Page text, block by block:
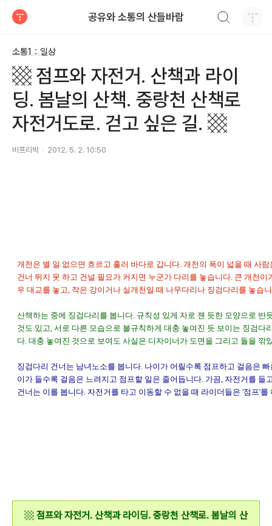
공유와 소통의 산들바람
소통1：일상
▩ 점프와 자전거. 산책과 라이
딩. 봄날의 산책. 중랑천 산책로
자전거도로. 걷고 싶은 길. ▩
비프리박 2012. 5. 2. 10:50
개천은 별 일 없으면 흐르고 흘러 바다로 갑니다. 개천의 폭이 넓을 때 사람
건너 뛰지 못 하고 건널 필요가 커지면 누군가 다리를 놓습니다. 큰 개천이
우 대교를 놓고, 작은 강이거나 실개천일 때 나무다리나 징검다리를 놓습
산책하는 중에 징검다리를 봅니다. 규칙성 있게 자로 잰 듯한 모양으로 반
것도 있고, 서로 다른 모습으로 불규칙하게 대충 놓여진 듯 보이는 징검다
다. 대충 놓여진 것으로 보여도 사실은 디자이너가 도면을 그리고 돌을 깎
징검다리 건너는 남녀노소를 봅니다. 나이가 어릴수록 점프하고 걸음은 빠
이가 들수록 걸음은 느려지고 점프할 일은 줄어듭니다. 가끔, 자전거를 들
건너는 이를 봅니다. 자전거를 타고 이동할 수 없을 때 라이더들은 '점프'를
▩ 점프와 자전거. 산책과 라이딩. 중랑천 산책로. 봄날의 산